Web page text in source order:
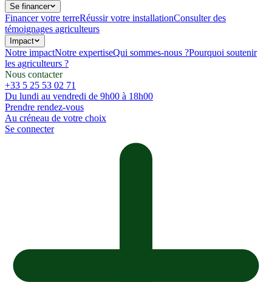
Se financer
Financer votre terreRéussir votre installationConsulter des
témoignages agriculteurs
Impact
Notre impactNotre expertiseQui sommes-nous ?Pourquoi soutenir
les agriculteurs ?
Nous contacter
+33 5 25 53 02 71
Du lundi au vendredi de 9h00 à 18h00
Prendre rendez-vous
Au créneau de votre choix
Se connecter